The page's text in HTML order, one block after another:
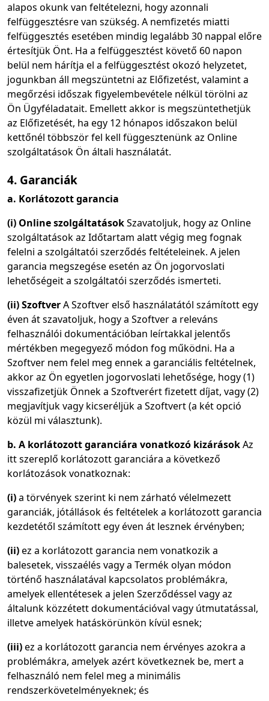
alapos okunk van feltételezni, hogy azonnali
felfüggesztésre van szükség. A nemfizetés miatti
felfüggesztés esetében mindig legalább 30 nappal előre
értesítjük Önt. Ha a felfüggesztést követő 60 napon
belül nem hárítja el a felfüggesztést okozó helyzetet,
jogunkban áll megszüntetni az Előfizetést, valamint a
megőrzési időszak figyelembevétele nélkül törölni az
Ön Ügyféladatait. Emellett akkor is megszüntethetjük
az Előfizetését, ha egy 12 hónapos időszakon belül
kettőnél többször fel kell függesztenünk az Online
szolgáltatások Ön általi használatát.
4. Garanciák
a. Korlátozott garancia
(i) Online szolgáltatásokSzavatoljuk, hogy az Online
szolgáltatások az Időtartam alatt végig meg fognak
felelni a szolgáltatói szerződés feltételeinek. A jelen
garancia megszegése esetén az Ön jogorvoslati
lehetőségeit a szolgáltatói szerződés ismerteti.
(ii) SzoftverA Szoftver első használatától számított egy
éven át szavatoljuk, hogy a Szoftver a releváns
felhasználói dokumentációban leírtakkal jelentős
mértékben megegyező módon fog működni. Ha a
Szoftver nem felel meg ennek a garanciális feltételnek,
akkor az Ön egyetlen jogorvoslati lehetősége, hogy (1)
visszafizetjük Önnek a Szoftverért fizetett díjat, vagy (2)
megjavítjuk vagy kicseréljük a Szoftvert (a két opció
közül mi választunk).
b. A korlátozott garanciára vonatkozó kizárásokAz
itt szereplő korlátozott garanciára a következő
korlátozások vonatkoznak:
(i)a törvények szerint ki nem zárható vélelmezett
garanciák, jótállások és feltételek a korlátozott garancia
kezdetétől számított egy éven át lesznek érvényben;
(ii)ez a korlátozott garancia nem vonatkozik a
balesetek, visszaélés vagy a Termék olyan módon
történő használatával kapcsolatos problémákra,
amelyek ellentétesek a jelen Szerződéssel vagy az
általunk közzétett dokumentációval vagy útmutatással,
illetve amelyek hatáskörünkön kívül esnek;
(iii)ez a korlátozott garancia nem érvényes azokra a
problémákra, amelyek azért következnek be, mert a
felhasználó nem felel meg a minimális
rendszerkövetelményeknek; és